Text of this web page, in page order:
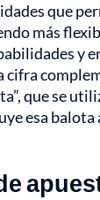
que
más
y
cifra
que se
esa